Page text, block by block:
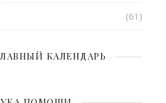
(61)
КАЛЕНДАРЬ